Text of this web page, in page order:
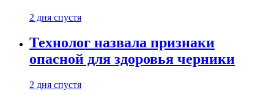
2 дня спустя
Технолог назвала признаки
опасной для здоровья черники
2 дня спустя